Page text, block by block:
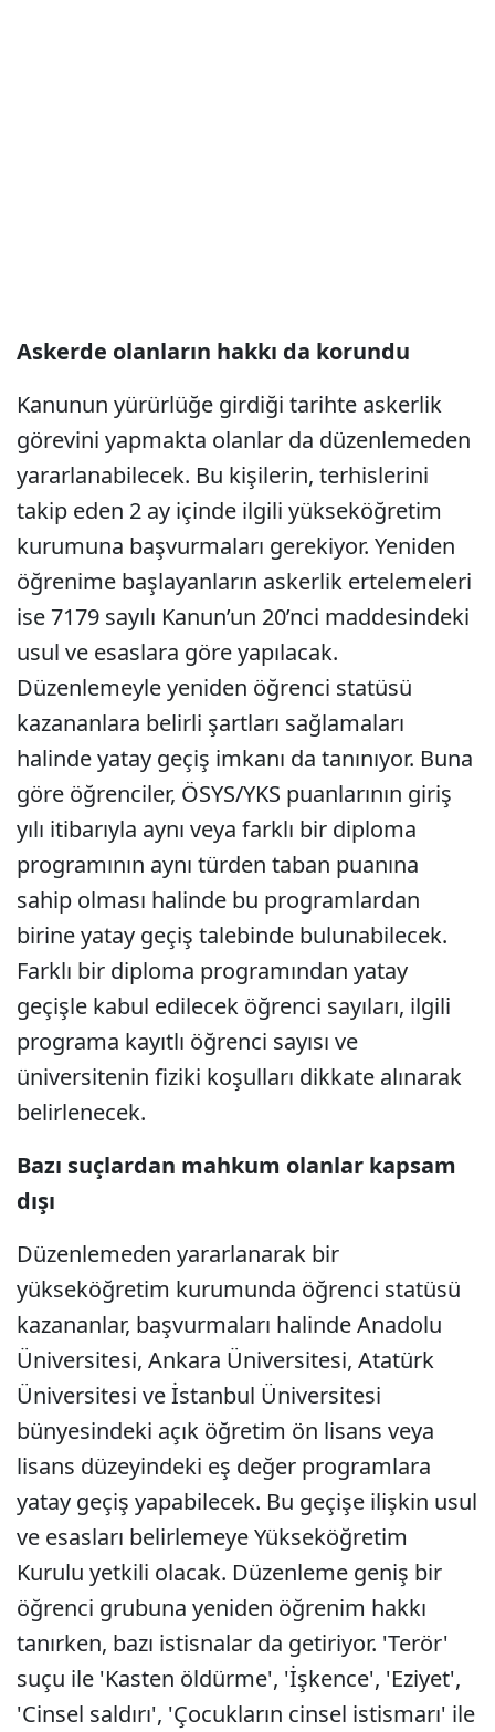
Askerde olanların hakkı da korundu
Kanunun yürürlüğe girdiği tarihte askerlik
görevini yapmakta olanlar da düzenlemeden
yararlanabilecek. Bu kişilerin, terhislerini
takip eden 2 ay içinde ilgili yükseköğretim
kurumuna başvurmaları gerekiyor. Yeniden
öğrenime başlayanların askerlik ertelemeleri
ise 7179 sayılı Kanun’un 20’nci maddesindeki
usul ve esaslara göre yapılacak.
Düzenlemeyle yeniden öğrenci statüsü
kazananlara belirli şartları sağlamaları
halinde yatay geçiş imkanı da tanınıyor. Buna
göre öğrenciler, ÖSYS/YKS puanlarının giriş
yılı itibarıyla aynı veya farklı bir diploma
programının aynı türden taban puanına
sahip olması halinde bu programlardan
birine yatay geçiş talebinde bulunabilecek.
Farklı bir diploma programından yatay
geçişle kabul edilecek öğrenci sayıları, ilgili
programa kayıtlı öğrenci sayısı ve
üniversitenin fiziki koşulları dikkate alınarak
belirlenecek.
Bazı suçlardan mahkum olanlar kapsam
dışı
Düzenlemeden yararlanarak bir
yükseköğretim kurumunda öğrenci statüsü
kazananlar, başvurmaları halinde Anadolu
Üniversitesi, Ankara Üniversitesi, Atatürk
Üniversitesi ve İstanbul Üniversitesi
bünyesindeki açık öğretim ön lisans veya
lisans düzeyindeki eş değer programlara
yatay geçiş yapabilecek. Bu geçişe ilişkin usul
ve esasları belirlemeye Yükseköğretim
Kurulu yetkili olacak. Düzenleme geniş bir
öğrenci grubuna yeniden öğrenim hakkı
tanırken, bazı istisnalar da getiriyor. 'Terör'
suçu ile 'Kasten öldürme', 'İşkence', 'Eziyet',
'Cinsel saldırı', 'Çocukların cinsel istismarı' ile